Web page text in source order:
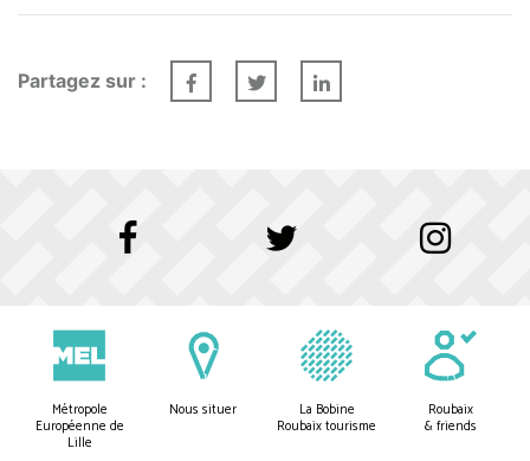
Partagez sur :
Métropole
Européenne de
Lille
Nous situer La Bobine
Roubaix tourisme
Roubaix
& friends